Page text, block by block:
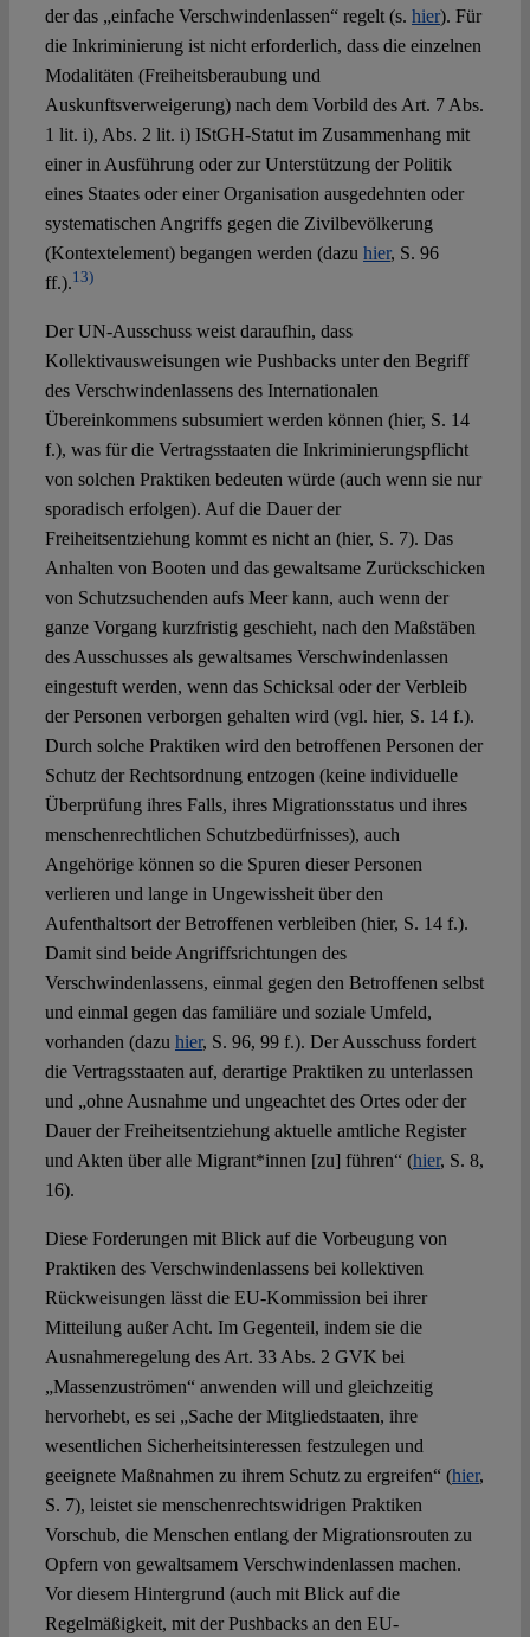
der das „einfache Verschwindenlassen“ regelt (s. hier). Für
die Inkriminierung ist nicht erforderlich, dass die einzelnen
Modalitäten (Freiheitsberaubung und
Auskunftsverweigerung) nach dem Vorbild des Art. 7 Abs.
1 lit. i), Abs. 2 lit. i) IStGH-Statut im Zusammenhang mit
einer in Ausführung oder zur Unterstützung der Politik
eines Staates oder einer Organisation ausgedehnten oder
systematischen Angriffs gegen die Zivilbevölkerung
(Kontextelement) begangen werden (dazu hier, S. 96
ff.).13)
Der UN-Ausschuss weist daraufhin, dass
Kollektivausweisungen wie Pushbacks unter den Begriff
des Verschwindenlassens des Internationalen
Übereinkommens subsumiert werden können (hier, S. 14
f.), was für die Vertragsstaaten die Inkriminierungspflicht
von solchen Praktiken bedeuten würde (auch wenn sie nur
sporadisch erfolgen). Auf die Dauer der
Freiheitsentziehung kommt es nicht an (hier, S. 7). Das
Anhalten von Booten und das gewaltsame Zurückschicken
von Schutzsuchenden aufs Meer kann, auch wenn der
ganze Vorgang kurzfristig geschieht, nach den Maßstäben
des Ausschusses als gewaltsames Verschwindenlassen
eingestuft werden, wenn das Schicksal oder der Verbleib
der Personen verborgen gehalten wird (vgl. hier, S. 14 f.).
Durch solche Praktiken wird den betroffenen Personen der
Schutz der Rechtsordnung entzogen (keine individuelle
Überprüfung ihres Falls, ihres Migrationsstatus und ihres
menschenrechtlichen Schutzbedürfnisses), auch
Angehörige können so die Spuren dieser Personen
verlieren und lange in Ungewissheit über den
Aufenthaltsort der Betroffenen verbleiben (hier, S. 14 f.).
Damit sind beide Angriffsrichtungen des
Verschwindenlassens, einmal gegen den Betroffenen selbst
und einmal gegen das familiäre und soziale Umfeld,
vorhanden (dazu hier, S. 96, 99 f.). Der Ausschuss fordert
die Vertragsstaaten auf, derartige Praktiken zu unterlassen
und „ohne Ausnahme und ungeachtet des Ortes oder der
Dauer der Freiheitsentziehung aktuelle amtliche Register
und Akten über alle Migrant*innen [zu] führen“ (hier, S. 8,
16).
Diese Forderungen mit Blick auf die Vorbeugung von
Praktiken des Verschwindenlassens bei kollektiven
Rückweisungen lässt die EU-Kommission bei ihrer
Mitteilung außer Acht. Im Gegenteil, indem sie die
Ausnahmeregelung des Art. 33 Abs. 2 GVK bei
„Massenzuströmen“ anwenden will und gleichzeitig
hervorhebt, es sei „Sache der Mitgliedstaaten, ihre
wesentlichen Sicherheitsinteressen festzulegen und
geeignete Maßnahmen zu ihrem Schutz zu ergreifen“ (hier,
S. 7), leistet sie menschenrechtswidrigen Praktiken
Vorschub, die Menschen entlang der Migrationsrouten zu
Opfern von gewaltsamem Verschwindenlassen machen.
Vor diesem Hintergrund (auch mit Blick auf die
Regelmäßigkeit, mit der Pushbacks an den EU-